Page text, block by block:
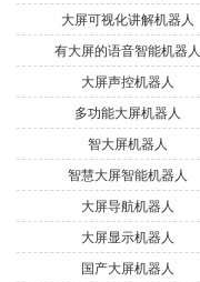
大屏可视化讲解机器人
有大屏的语音智能机器人
大屏声控机器人
多功能大屏机器人
智大屏机器人
智慧大屏智能机器人
大屏导航机器人
大屏显示机器人
国产大屏机器人